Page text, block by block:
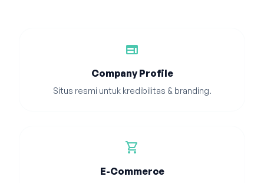
web
Company Profile
Situs resmi untuk kredibilitas & branding.
shopping_cart
E-Commerce